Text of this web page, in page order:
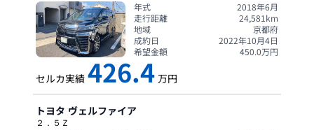
年式
2018年6月
走行距離
24,581 km
地域
京都府
成約日
2022年10月4日
希望金額
450.0万円
セルカ実績 426.4 万円
トヨタ ヴェルファイア
２．５Ｚ